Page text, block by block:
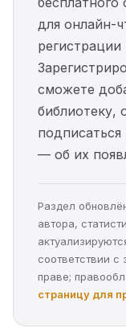
для онлайн-
сможете
библиотеку,
— об их
Раздел
автора,
соответствии с
праве;
страницу для